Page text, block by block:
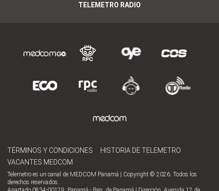
TELEMETRO RADIO
TÉRMINOS Y CONDICIONES
HISTORIA DE TELEMETRO
VACANTES MEDCOM
Telemetro es un canal de MEDCOM Panamá | Copyright © 2026. Todos los
derechos reservados.